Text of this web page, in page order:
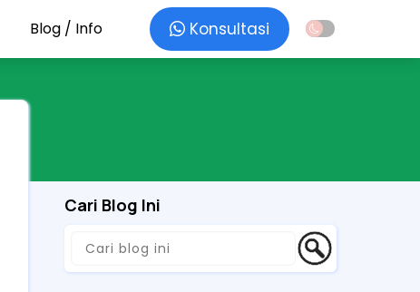
Blog / Info Konsultasi
Cari Blog Ini